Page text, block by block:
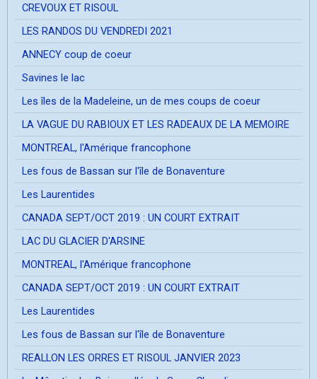
CREVOUX ET RISOUL
LES RANDOS DU VENDREDI 2021
ANNECY coup de coeur
Savines le lac
Les îles de la Madeleine, un de mes coups de coeur
LA VAGUE DU RABIOUX ET LES RADEAUX DE LA MEMOIRE
MONTREAL, l'Amérique francophone
Les fous de Bassan sur l'île de Bonaventure
Les Laurentides
CANADA SEPT/OCT 2019 : UN COURT EXTRAIT
LAC DU GLACIER D'ARSINE
MONTREAL, l'Amérique francophone
CANADA SEPT/OCT 2019 : UN COURT EXTRAIT
Les Laurentides
Les fous de Bassan sur l'île de Bonaventure
REALLON LES ORRES ET RISOUL JANVIER 2023